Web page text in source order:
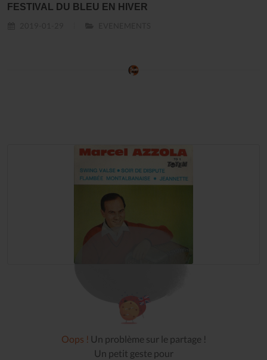
FESTIVAL DU BLEU EN HIVER
Oops ! Un problème sur le partage !
Un petit geste pour